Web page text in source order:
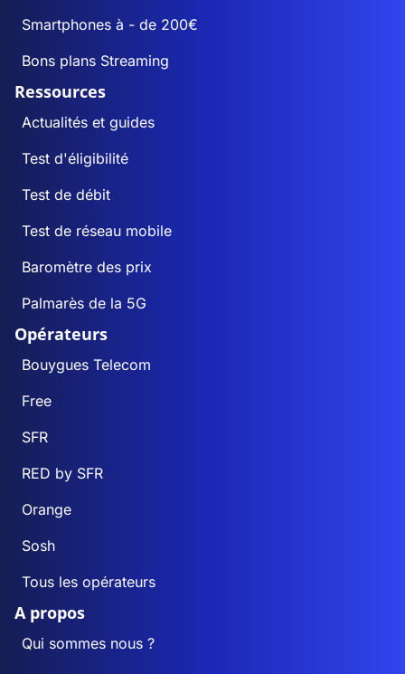
Smartphones à - de 200€
Bons plans Streaming
Ressources
Actualités et guides
Test d'éligibilité
Test de débit
Test de réseau mobile
Baromètre des prix
Palmarès de la 5G
Opérateurs
Bouygues Telecom
Free
SFR
RED by SFR
Orange
Sosh
Tous les opérateurs
A propos
Qui sommes nous ?